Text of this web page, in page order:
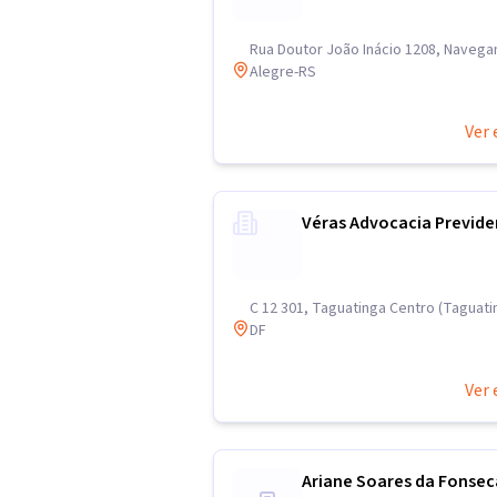
Rua Doutor João Inácio 1208,
Alegre-RS
Ver
Véras Advocacia
C 12 301, Taguatinga Centro
DF
Ver
Ariane Soares da